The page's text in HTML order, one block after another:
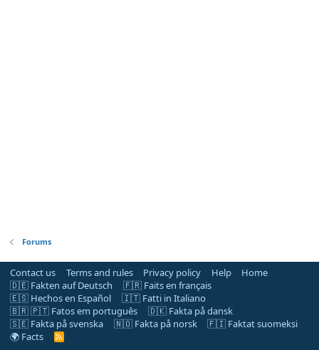
Forums
Contact us Terms and rules Privacy policy Help
Home
🇩🇪 Fakten auf Deutsch
🇫🇷 Faits en français
🇪🇸 Hechos en Español
🇮🇹 Fatti in Italiano
🇧🇷 🇵🇹 Fatos em português
🇩🇰 Fakta på dansk
🇸🇪 Fakta på svenska
🇳🇴 Fakta på norsk
🇫🇮 Faktat suomeksi
🌍 Facts
R